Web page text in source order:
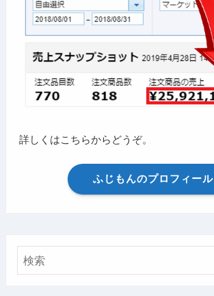
詳しくはこちらからどうぞ。
ふじもんのプロフィール